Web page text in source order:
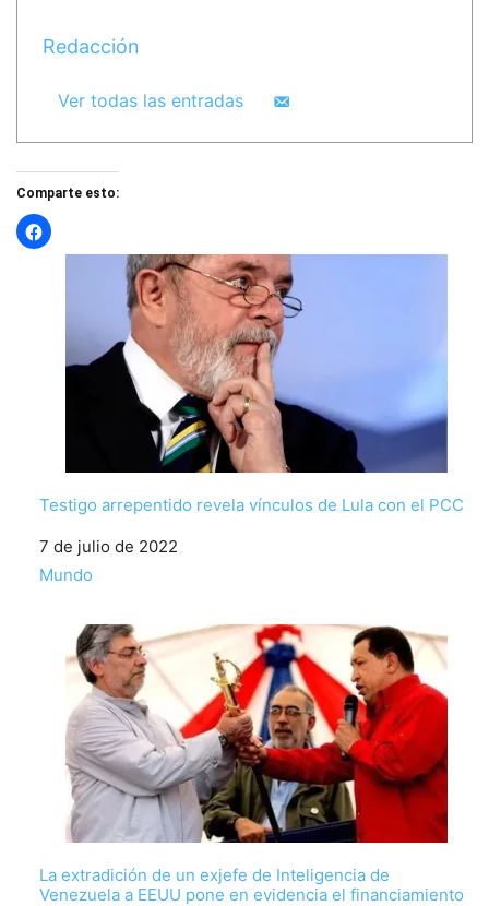
Redacción
Ver todas las entradas
Comparte esto:
Testigo arrepentido revela vínculos de Lula con el PCC
Fecha
7 de julio de 2022
Respecto a
Mundo
La extradición de un exjefe de Inteligencia de
Venezuela a EEUU pone en evidencia el financiamiento